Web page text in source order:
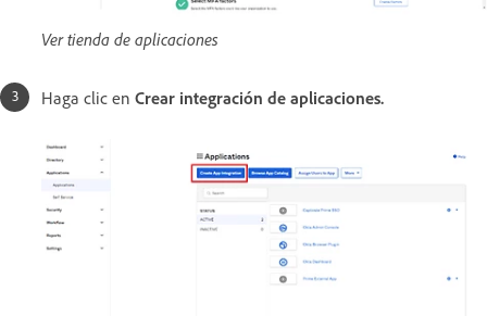
Ver tienda de aplicaciones
Haga clic en Crear integración de aplicaciones.